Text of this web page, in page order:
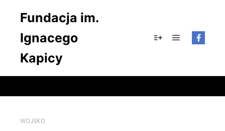
Fundacja im.
Ignacego
Kapicy
WOJSKO